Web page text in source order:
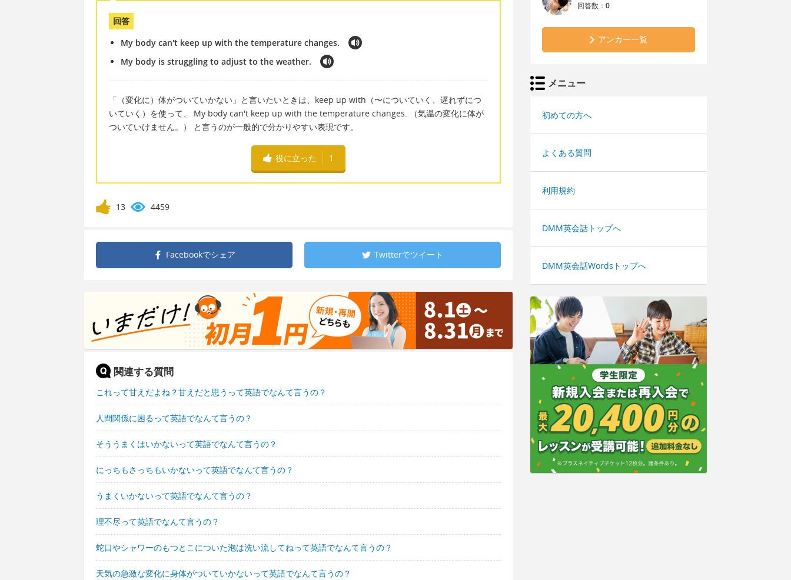
回答
My body can't keep up with the temperature changes.
My body is struggling to adjust to the weather.
「（変化に）体がついていかない」と言いたいときは、keep up with（〜についていく、遅れずにつ
いていく）を使って、 My body can't keep up with the temperature changes. （気温の変化に体が
ついていけません。） と言うのが一般的で分かりやすい表現です。
役に立った 1
13 4459
Facebookでシェア Twitterでツイート
関連する質問
これって甘えだよね？甘えだと思うって英語でなんて言うの？
人間関係に困るって英語でなんて言うの？
そううまくはいかないって英語でなんて言うの？
にっちもさっちもいかないって英語でなんて言うの？
うまくいかないって英語でなんて言うの？
理不尽って英語でなんて言うの？
蛇口やシャワーのもつとこについた泡は洗い流してねって英語でなんて言うの？
天気の急激な変化に身体がついていかないって英語でなんて言うの？
回答数： 0
アンカー一覧
メニュー
初めての方へ
よくある質問
利用規約
DMM英会話トップへ
DMM英会話Wordsトップへ